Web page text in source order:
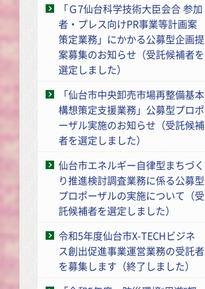
「Ｇ7仙台科学技術大臣会合 参加
者・プレス向けPR事業等計画案
策定業務」にかかる公募型企画提
案募集のお知らせ（受託候補者を
選定しました）
「仙台市中央卸売市場再整備基本
構想策定支援業務」公募型プロポ
ーザル実施のお知らせ（受託候補
者を選定しました）
仙台市エネルギー自律型まちづく
り推進検討調査業務に係る公募型
プロポーザルの実施について（受
託候補者を選定しました）
令和5年度仙台市X-TECHビジネ
ス創出促進事業運営業務の受託者
を募集します（終了しました）